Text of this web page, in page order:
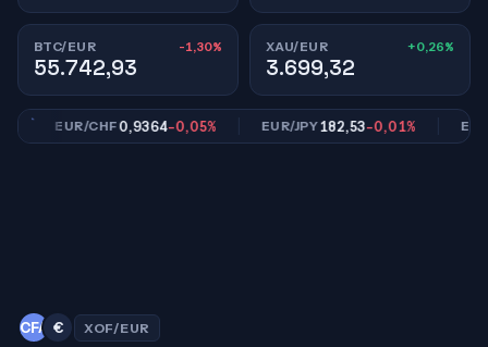
BTC/EUR -1,30%
55.742,93
XAU/EUR +0,26%
3.699,32
EUR/CHF0,9364-0,05% EUR/JPY182,53-0,01% EUR/
CFA € XOF/EUR